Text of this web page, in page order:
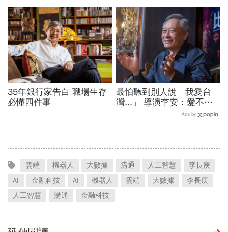
商青睞 為何棄高薪回台教
書？
到人生答案
35年銀行家告白 職場生存
必懂四件事
最怕聽到別人說「我愛台
灣...」 導演李安：愛不用
Ads by
雲端 機器人 大數據 溝通 人工智慧
李長庚
AI
金融科技 AI 機器人 雲端 大數據
李長庚
人工智慧
溝通 金融科技